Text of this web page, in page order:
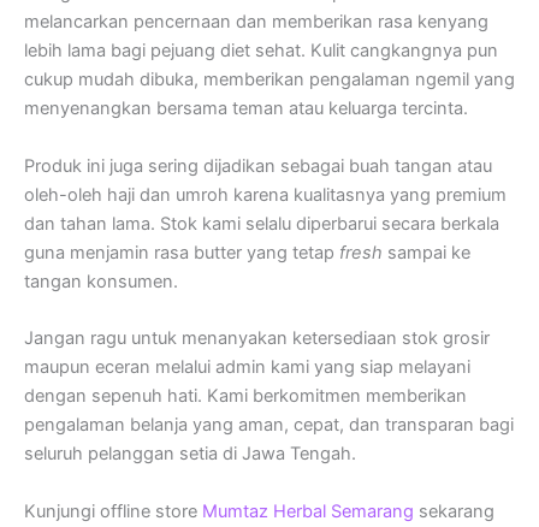
melancarkan pencernaan dan memberikan rasa kenyang
lebih lama bagi pejuang diet sehat. Kulit cangkangnya pun
cukup mudah dibuka, memberikan pengalaman ngemil yang
menyenangkan bersama teman atau keluarga tercinta.
Produk ini juga sering dijadikan sebagai buah tangan atau
oleh-oleh haji dan umroh karena kualitasnya yang premium
dan tahan lama. Stok kami selalu diperbarui secara berkala
guna menjamin rasa butter yang tetap fresh sampai ke
tangan konsumen.
Jangan ragu untuk menanyakan ketersediaan stok grosir
maupun eceran melalui admin kami yang siap melayani
dengan sepenuh hati. Kami berkomitmen memberikan
pengalaman belanja yang aman, cepat, dan transparan bagi
seluruh pelanggan setia di Jawa Tengah.
Kunjungi offline store Mumtaz Herbal Semarang sekarang